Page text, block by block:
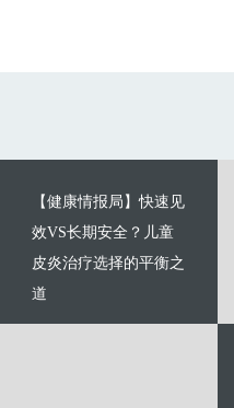
【健康情报局】快速见
效VS长期安全？儿童
皮炎治疗选择的平衡之
道